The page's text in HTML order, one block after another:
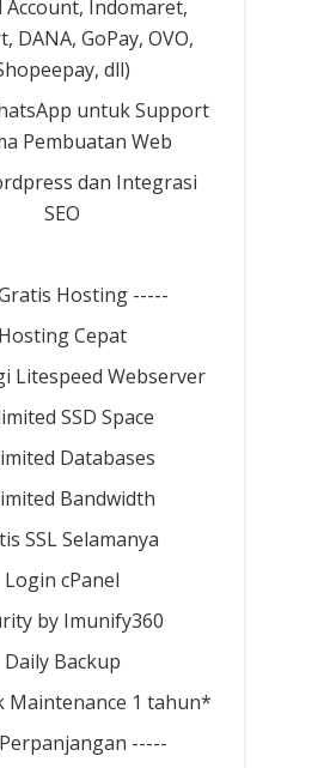
Account, Indomaret,
DANA, GoPay, OVO,
dll)
untuk Support
Pembuatan Web
dan Integrasi
SEO
Hosting -----
Hosting Cepat
Litespeed Webserver
SSD Space
Databases
Bandwidth
SSL Selamanya
Login cPanel
by Imunify360
Daily Backup
Maintenance 1 tahun*
-----